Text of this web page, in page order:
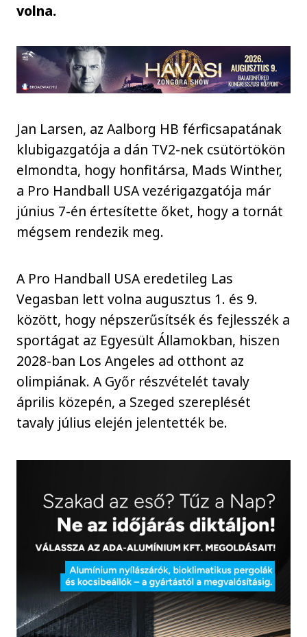
volna.
Jan Larsen, az Aalborg HB férficsapatának
klubigazgatója a dán TV2-nek csütörtökön
elmondta, hogy honfitársa, Mads Winther,
a Pro Handball USA vezérigazgatója már
június 7-én értesítette őket, hogy a tornát
mégsem rendezik meg.
A Pro Handball USA eredetileg Las
Vegasban lett volna augusztus 1. és 9.
között, hogy népszerűsítsék és fejlesszék a
sportágat az Egyesült Államokban, hiszen
2028-ban Los Angeles ad otthont az
olimpiának. A Győr részvételét tavaly
április közepén, a Szeged szereplését
tavaly július elején jelentették be.